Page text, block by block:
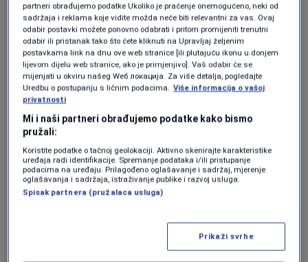
Odigrat će 4 utakmice, po dvije sa svakom
reprezentacijiom, a pobjednik grupe će se
plasirati u viši rang takmičenja.
Program N1 televizije možete pratiti UŽIVO
naovom linkukao i putem aplikacija
zaAndroid
Više tema kao što je ova?
partneri obrađujemo podatke Ukoliko je praćenje onemogućeno, neki od
sadržaja i reklama koje vidite možda neće biti relevantni za vas. Ovaj
odabir postavki možete ponovno odabrati i pritom promijeniti trenutni
odabir ili pristanak tako što ćete kliknuti na Upravljaj željenim
postavkama link na dnu ove web stranice [ili plutajuću ikonu u donjem
lijevom dijelu web stranice, ako je primjenjivo]. Vaš odabir će se
mijenjati u okviru našeg Wеб локација. Za više detalja, pogledajte
Uredbu o postupanju s ličnim podacima. Više informacija o vašoj
privatnosti
Mi i naši partneri obrađujemo podatke kako bismo
pružali:
Koristite podatke o tačnoj geolokaciji. Aktivno skenirajte karakteristike
uređaja radi identifikacije. Spremanje podataka i/ili pristupanje
podacima na uređaju. Prilagođeno oglašavanje i sadržaj, mjerenje
oglašavanja i sadržaja, istraživanje publike i razvoj usluga.
Spisak partnera (pružalaca usluga)
Prikaži svrhe